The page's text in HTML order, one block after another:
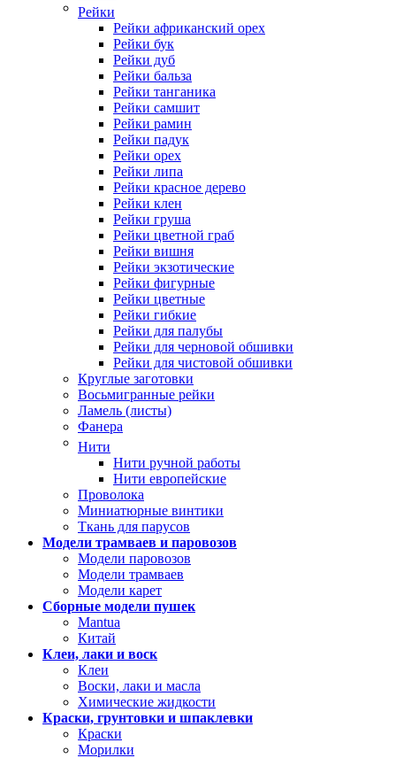
Рейки
Рейки африканский орех
Рейки бук
Рейки дуб
Рейки бальза
Рейки танганика
Рейки самшит
Рейки рамин
Рейки падук
Рейки орех
Рейки липа
Рейки красное дерево
Рейки клен
Рейки груша
Рейки цветной граб
Рейки вишня
Рейки экзотические
Рейки фигурные
Рейки цветные
Рейки гибкие
Рейки для палубы
Рейки для черновой обшивки
Рейки для чистовой обшивки
Круглые заготовки
Восьмигранные рейки
Ламель (листы)
Фанера
Нити
Нити ручной работы
Нити европейские
Проволока
Миниатюрные винтики
Ткань для парусов
Модели трамваев и паровозов
Модели паровозов
Модели трамваев
Модели карет
Сборные модели пушек
Mantua
Китай
Клеи, лаки и воск
Клеи
Воски, лаки и масла
Химические жидкости
Краски, грунтовки и шпаклевки
Краски
Морилки